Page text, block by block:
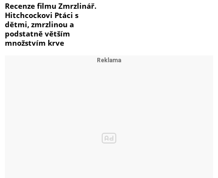
Recenze filmu Zmrzlinář.
Hitchcockovi Ptáci s
dětmi, zmrzlinou a
podstatně větším
množstvím krve